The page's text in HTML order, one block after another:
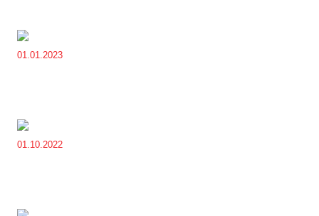
01.01.2023
01.10.2022